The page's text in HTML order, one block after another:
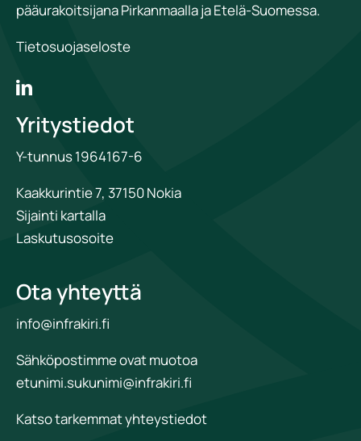
pääurakoitsijana Pirkanmaalla ja Etelä-Suomessa.
Tietosuojaseloste
Yritystiedot
Y-tunnus 1964167-6
Kaakkurintie 7, 37150 Nokia
Sijainti kartalla
Laskutusosoite
Ota yhteyttä
info@infrakiri.fi
Sähköpostimme ovat muotoa
etunimi.sukunimi@infrakiri.fi
Katso tarkemmat yhteystiedot